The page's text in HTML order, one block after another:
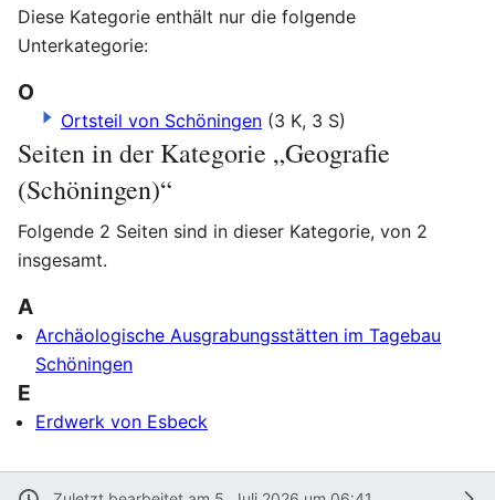
Diese Kategorie enthält nur die folgende
Unterkategorie:
O
Ortsteil von Schöningen (3 K, 3 S)
Seiten in der Kategorie „Geografie
(Schöningen)“
Folgende 2 Seiten sind in dieser Kategorie, von 2
insgesamt.
A
Archäologische Ausgrabungsstätten im Tagebau
Schöningen
E
Erdwerk von Esbeck